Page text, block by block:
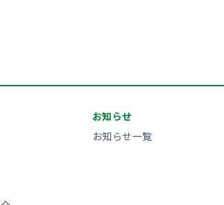
お知らせ
お知らせ一覧